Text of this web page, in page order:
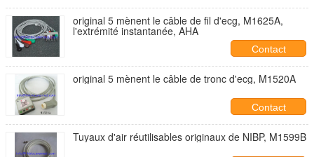
original 5 mènent le câble de fil d'ecg, M1625A,
l'extrémité instantanée, AHA
Contact
original 5 mènent le câble de tronc d'ecg, M1520A
Contact
Tuyaux d'air réutilisables originaux de NIBP, M1599B